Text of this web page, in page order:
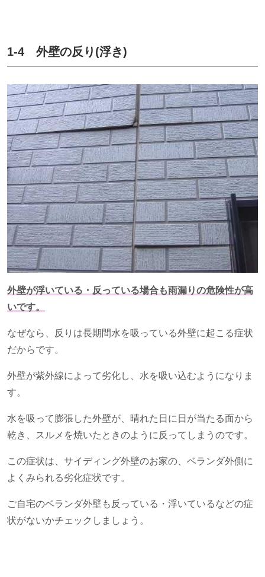
1-4 外壁の反り(浮き)
外壁が浮いている・反っている場合も雨漏りの危険性が高
いです。
なぜなら、反りは長期間水を吸っている外壁に起こる症状
だからです。
外壁が紫外線によって劣化し、水を吸い込むようになりま
す。
水を吸って膨張した外壁が、晴れた日に日が当たる面から
乾き、スルメを焼いたときのように反ってしまうのです。
この症状は、サイディング外壁のお家の、ベランダ外側に
よくみられる劣化症状です。
ご自宅のベランダ外壁も反っている・浮いているなどの症
状がないかチェックしましょう。